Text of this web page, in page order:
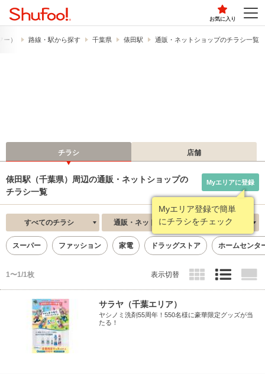
お気に入り
） 路線・駅から探す 千葉県 俵田駅 通販・ネットショップのチラシ一覧
チラシ 店舗
俵田駅（千葉県）周辺の通販・ネットショップの
チラシ一覧
Myエリア登録で簡単
にチラシをチェック
Myエリアに登録
すべてのチラシ 通販・ネットショップ 新着順
スーパー ファッション 家電 ドラッグストア ホームセンタ
1〜1/1枚 表示切替
サラヤ（千葉エリア）
ヤシノミ洗剤55周年！550名様に豪華限定グッズが当
たる！